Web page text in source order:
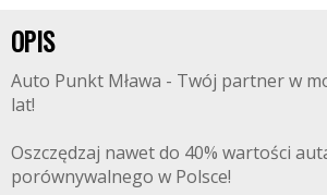
OPIS
Auto Punkt Mława - Twój partner w
lat!
Oszczędzaj nawet do 40% wartości
porównywalnego w Polsce!